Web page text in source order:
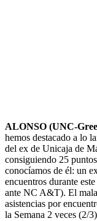
ALONSO (UNC-
hemos destacado a lo
del ex de Unicaja de
consiguiendo 25
conocíamos de él: un
encuentros durante
ante NC A&T). El
asistencias por
la Semana 2 veces (2/3)